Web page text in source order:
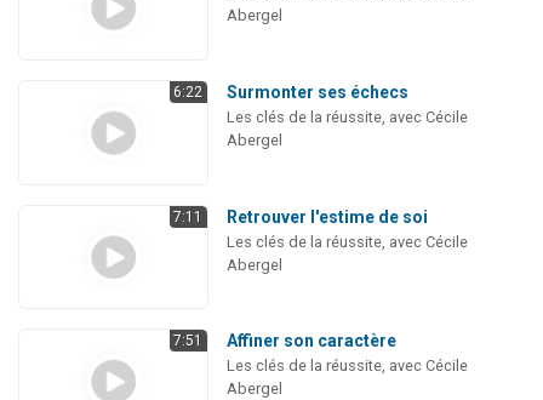
Abergel
6:22 Surmonter ses échecs
Les clés de la réussite, avec Cécile
Abergel
7:11 Retrouver l'estime de soi
Les clés de la réussite, avec Cécile
Abergel
7:51 Affiner son caractère
Les clés de la réussite, avec Cécile
Abergel